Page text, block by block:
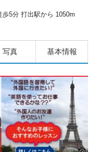
5分 打出駅から 1050m
写真 基本情報